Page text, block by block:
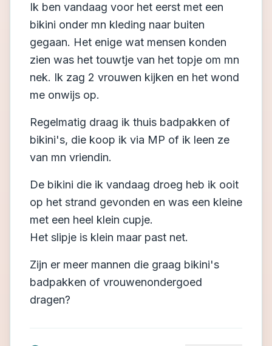
Ik ben vandaag voor het eerst met een
bikini onder mn kleding naar buiten
gegaan. Het enige wat mensen konden
zien was het touwtje van het topje om mn
nek. Ik zag 2 vrouwen kijken en het wond
me onwijs op.
Regelmatig draag ik thuis badpakken of
bikini's, die koop ik via MP of ik leen ze
van mn vriendin.
De bikini die ik vandaag droeg heb ik ooit
op het strand gevonden en was een kleine
met een heel klein cupje.
Het slipje is klein maar past net.
Zijn er meer mannen die graag bikini's
badpakken of vrouwenondergoed
dragen?